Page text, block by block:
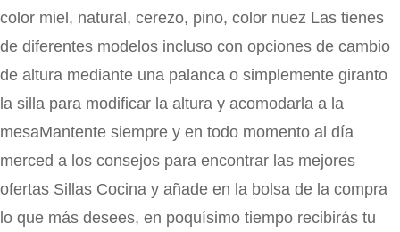
color miel, natural, cerezo, pino, color nuez Las tienes
de diferentes modelos incluso con opciones de cambio
de altura mediante una palanca o simplemente giranto
la silla para modificar la altura y acomodarla a la
mesaMantente siempre y en todo momento al día
merced a los consejos para encontrar las mejores
ofertas Sillas Cocina y añade en la bolsa de la compra
lo que más desees, en poquísimo tiempo recibirás tu